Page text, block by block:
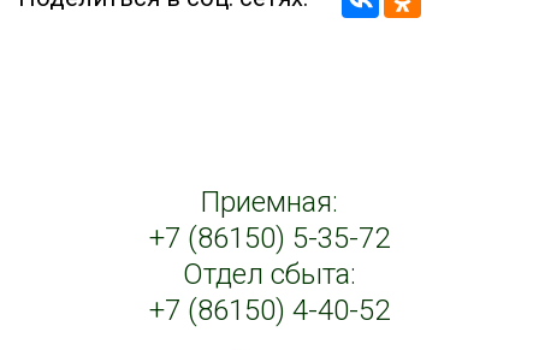
Приемная:
+7 (86150) 5-35-72
Отдел сбыта:
+7 (86150) 4-40-52